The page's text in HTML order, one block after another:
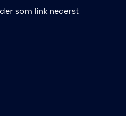
som link nederst